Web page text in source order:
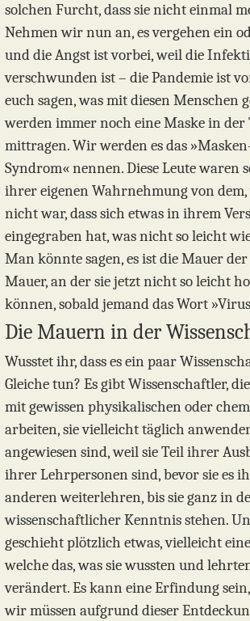
solchen Furcht, dass sie nicht einmal
Nehmen wir nun an, es vergehen ein
und die Angst ist vorbei, weil die
verschwunden ist – die Pandemie ist
euch sagen, was mit diesen Menschen
werden immer noch eine Maske in der
mittragen. Wir werden es das
Syndrom« nennen. Diese Leute waren
ihrer eigenen Wahrnehmung von
nicht war, dass sich etwas in ihrem
eingegraben hat, was nicht so leicht
Man könnte sagen, es ist die Mauer
Mauer, an der sie jetzt nicht so leicht
können, sobald jemand das Wort
Die Mauern in der
Wusstet ihr, dass es ein paar
Gleiche tun? Es gibt Wissenschaftler,
mit gewissen physikalischen oder
arbeiten, sie vielleicht täglich
angewiesen sind, weil sie Teil ihrer
ihrer Lehrpersonen sind, bevor sie es
anderen weiterlehren, bis sie ganz in
wissenschaftlicher Kenntnis stehen.
geschieht plötzlich etwas, vielleicht
welche das, was sie wussten und
verändert. Es kann eine Erfindung
wir müssen aufgrund dieser